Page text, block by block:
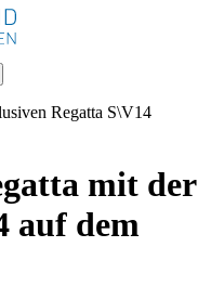
mit der
auf dem